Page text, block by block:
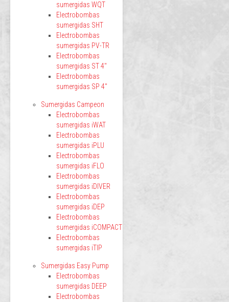
sumergidas WQT
Electrobombas
sumergidas SHT
Electrobombas
sumergidas PV-TR
Electrobombas
sumergidas ST 4"
Electrobombas
sumergidas SP 4"
Sumergidas Campeon
Electrobombas
sumergidas iWAT
Electrobombas
sumergidas iPLU
Electrobombas
sumergidas iFLO
Electrobombas
sumergidas iDIVER
Electrobombas
sumergidas iDEP
Electrobombas
sumergidas iCOMPACT
Electrobombas
sumergidas iTIP
Sumergidas Easy Pump
Electrobombas
sumergidas DEEP
Electrobombas